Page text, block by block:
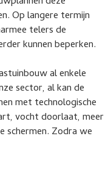
Op langere termijn
telers de
kunnen beperken.
al enkele
sector, al kan de
met technologische
vocht doorlaat, meer
schermen. Zodra we